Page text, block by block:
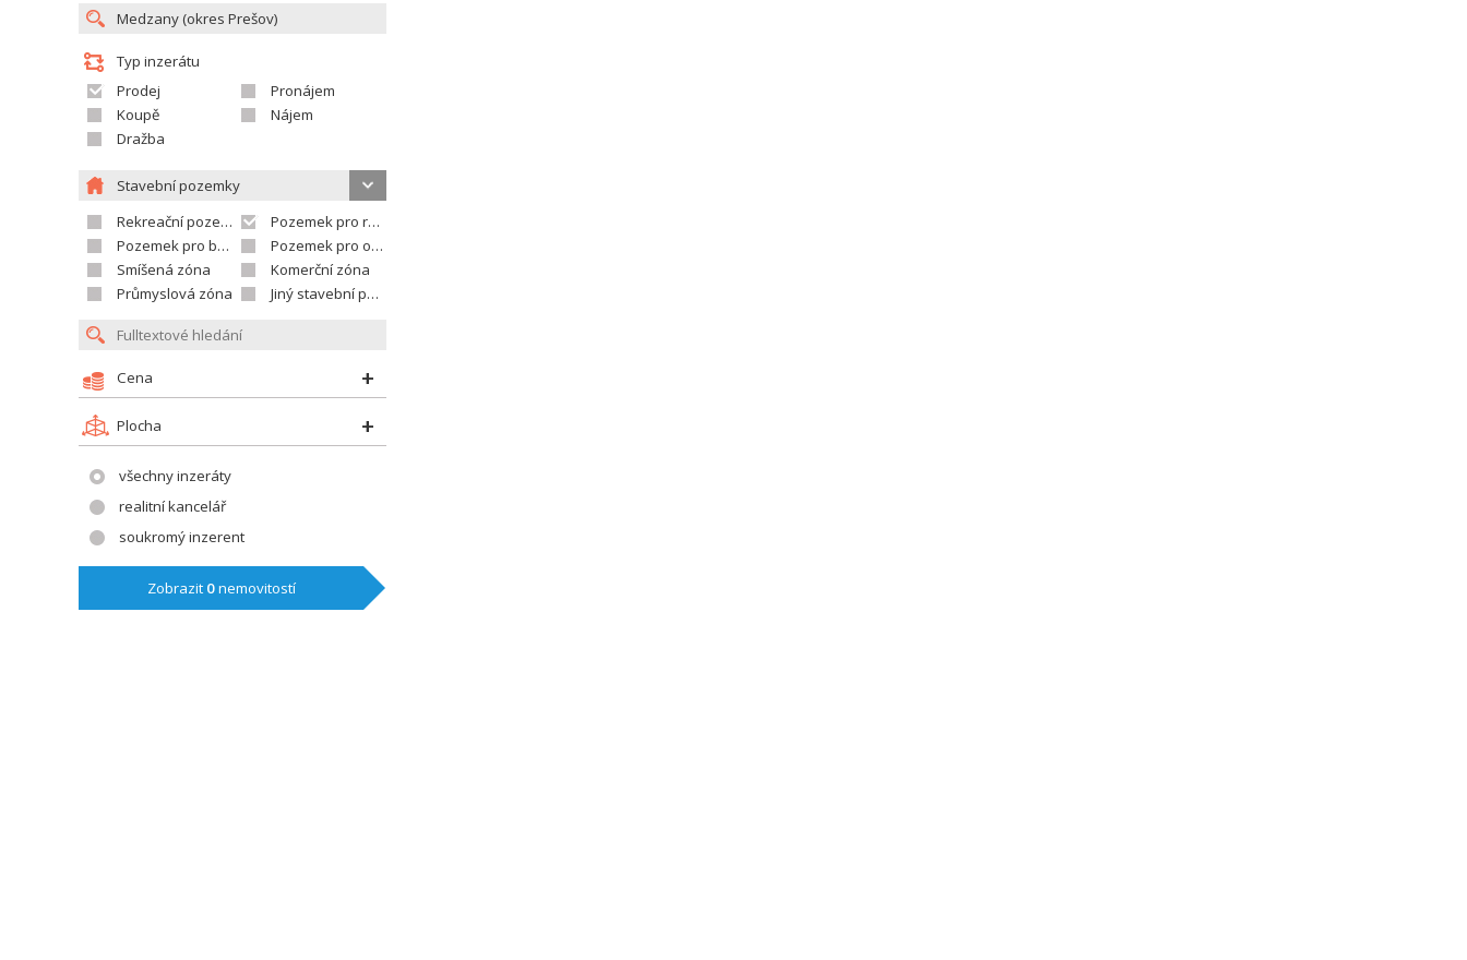
Typ inzerátu
Prodej
Pronájem
Koupě
Nájem
Dražba
Stavební pozemky
Rekreační pozemek
Pozemek pro rodinné domy
Pozemek pro bytovou výstavbu
Pozemek pro občanskou vybavenost
Smíšená zóna
Komerční zóna
Průmyslová zóna
Jiný stavební pozemek
Cena
Plocha
všechny inzeráty
realitní kancelář
soukromý inzerent
Zobrazit 0nemovitostí